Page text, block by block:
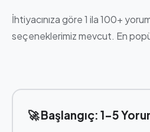
İhtiyacınıza göre 1 ila 100+
seçeneklerimiz mevcut. En
🚀 Başlangıç: 1-5